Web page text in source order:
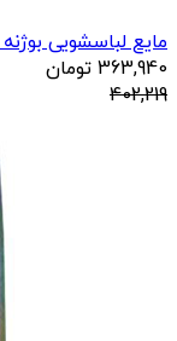
مایع لباسشویی بوژنه
363,940 تومان
402,219